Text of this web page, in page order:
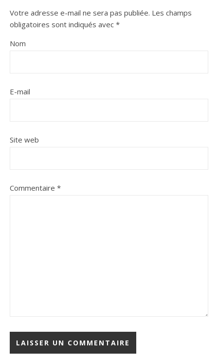
Votre adresse e-mail ne sera pas publiée. Les champs
obligatoires sont indiqués avec *
Nom
E-mail
Site web
Commentaire *